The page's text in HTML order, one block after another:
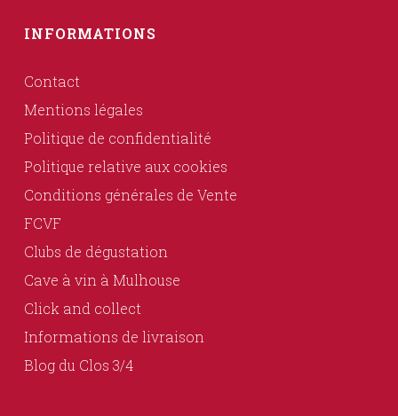
INFORMATIONS
Contact
Mentions légales
Politique de confidentialité
Politique relative aux cookies
Conditions générales de Vente
FCVF
Clubs de dégustation
Cave à vin à Mulhouse
Click and collect
Informations de livraison
Blog du Clos 3/4